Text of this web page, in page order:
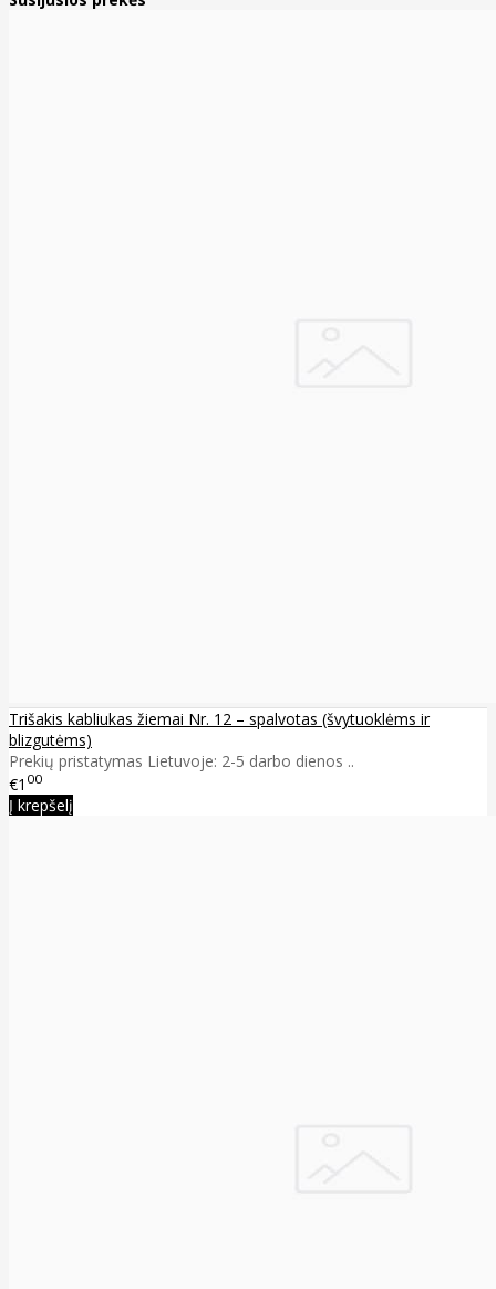
Trišakis kabliukas žiemai Nr. 12 – spalvotas (švytuoklėms ir
blizgutėms)
Prekių pristatymas Lietuvoje: 2-5 darbo dienos ..
€1 00
Į krepšelį